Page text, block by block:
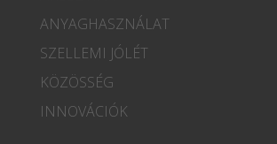
ANYAGHASZNÁLAT
SZELLEMI JÓLÉT
KÖZÖSSÉG
INNOVÁCIÓK